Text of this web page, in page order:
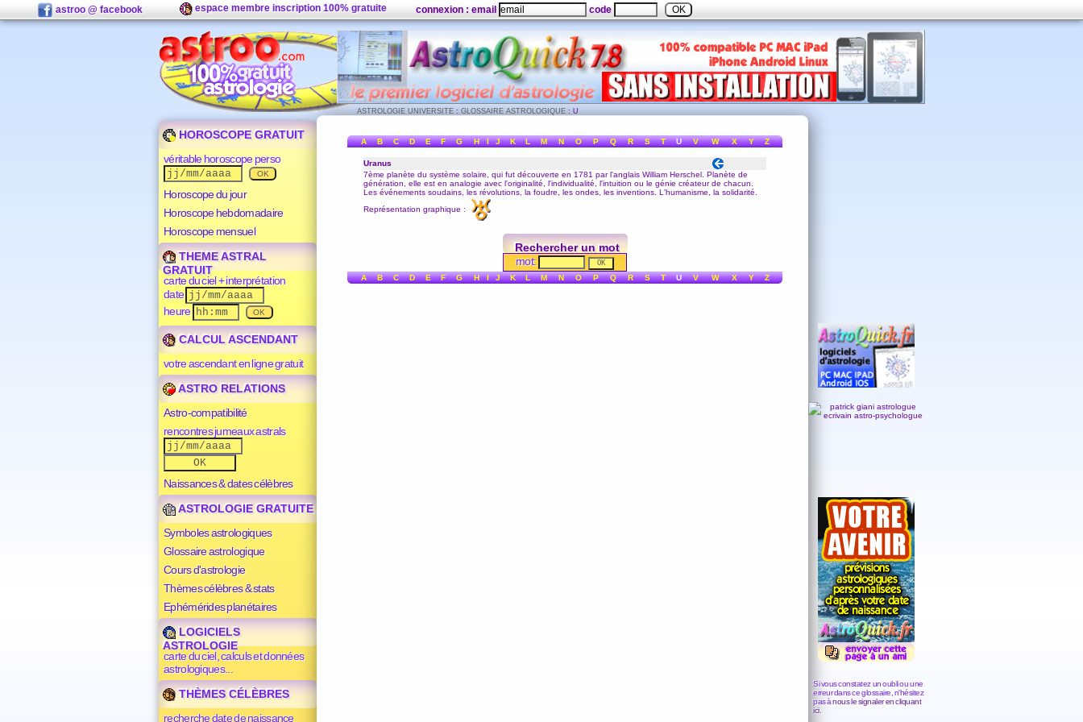
astroo @ facebook espace membre inscription 100% gratuite connexion : email code
ASTROLOGIE UNIVERSITE : GLOSSAIRE ASTROLOGIQUE : U
HOROSCOPE GRATUIT
véritable horoscope perso
Horoscope du jour
Horoscope hebdomadaire
Horoscope mensuel
THEME ASTRAL
GRATUIT
carte du ciel + interprétation
date
heure
CALCUL ASCENDANT
votre ascendant en ligne gratuit
ASTRO RELATIONS
Astro-compatibilité
rencontres jumeaux astrals
Naissances & dates célèbres
ASTROLOGIE GRATUITE
Symboles astrologiques
Glossaire astrologique
Cours d'astrologie
Thèmes célèbres & stats
Ephémérides planétaires
LOGICIELS
ASTROLOGIE
carte du ciel, calculs et données
astrologiques...
THÈMES CÉLÈBRES
recherche date de naissance
A B C D E F G H I J K L M N O P Q R S T U V W X Y Z
Uranus
7ème planète du système solaire, qui fut découverte en 1781 par l'anglais William Herschel. Planète de
génération, elle est en analogie avec l'originalité, l'individualité, l'intuition ou le génie créateur de chacun.
Les événements soudains, les révolutions, la foudre, les ondes, les inventions. L'humanisme, la solidarité.
Représentation graphique :
Rechercher un mot
mot:
A B C D E F G H I J K L M N O P Q R S T U V W X Y Z
Si vous constatez un oubli ou une
erreur dans ce glossaire, n'hésitez
pas ànous le signaler en cliquant
ici.